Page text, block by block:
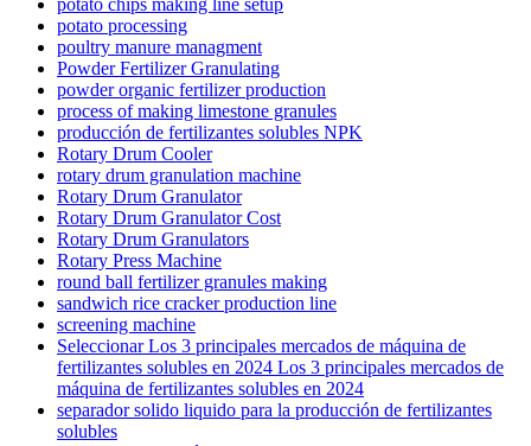
potato chips making line setup
potato processing
poultry manure managment
Powder Fertilizer Granulating
powder organic fertilizer production
process of making limestone granules
producción de fertilizantes solubles NPK
Rotary Drum Cooler
rotary drum granulation machine
Rotary Drum Granulator
Rotary Drum Granulator Cost
Rotary Drum Granulators
Rotary Press Machine
round ball fertilizer granules making
sandwich rice cracker production line
screening machine
Seleccionar Los 3 principales mercados de máquina de
fertilizantes solubles en 2024 Los 3 principales mercados de
máquina de fertilizantes solubles en 2024
separador solido liquido para la producción de fertilizantes
solubles